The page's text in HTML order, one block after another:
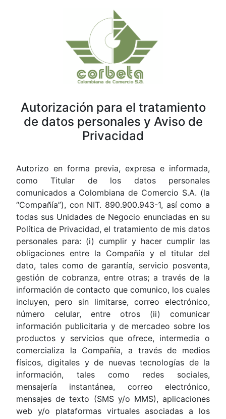
Autorización para el tratamiento
de datos personales y Aviso de
Privacidad
Autorizo en forma previa, expresa e informada,
como Titular de los datos personales
comunicados a Colombiana de Comercio S.A. (la
“Compañía”), con NIT. 890.900.943-1, así como a
todas sus Unidades de Negocio enunciadas en su
Política de Privacidad, el tratamiento de mis datos
personales para: (i) cumplir y hacer cumplir las
obligaciones entre la Compañía y el titular del
dato, tales como de garantía, servicio posventa,
gestión de cobranza, entre otras; a través de la
información de contacto que comunico, los cuales
incluyen, pero sin limitarse, correo electrónico,
número celular, entre otros (ii) comunicar
información publicitaria y de mercadeo sobre los
productos y servicios que ofrece, intermedia o
comercializa la Compañía, a través de medios
físicos, digitales y de nuevas tecnologías de la
información, tales como redes sociales,
mensajería instantánea, correo electrónico,
mensajes de texto (SMS y/o MMS), aplicaciones
web y/o plataformas virtuales asociadas a los